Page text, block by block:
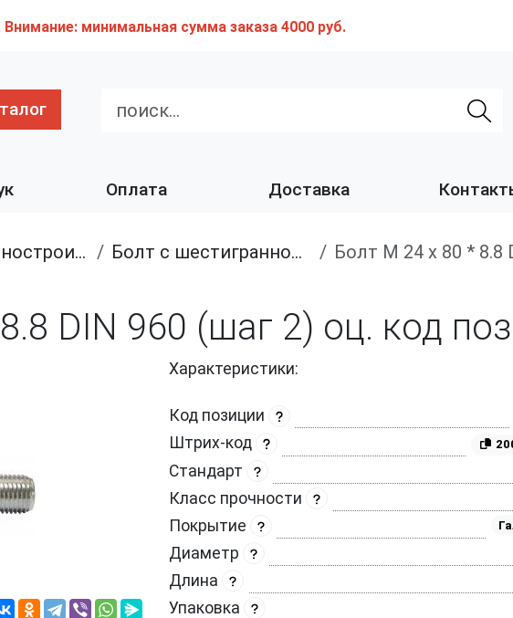
Внимание: минимальная сумма заказа 4000 руб.
Оплата Доставка
Болт с шестигранной головкой, неполная резьба, мелкий шаг Болт М 24 х 80 *
DIN 960 (шаг 2) оц. код
Характеристики:
Код позиции
Штрих-код
Стандарт
Класс прочности
Покрытие
Диаметр
Длина
Упаковка